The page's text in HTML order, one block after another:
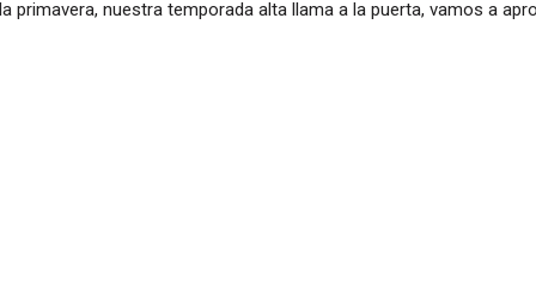
primavera, nuestra temporada alta llama a la puerta, vamos a